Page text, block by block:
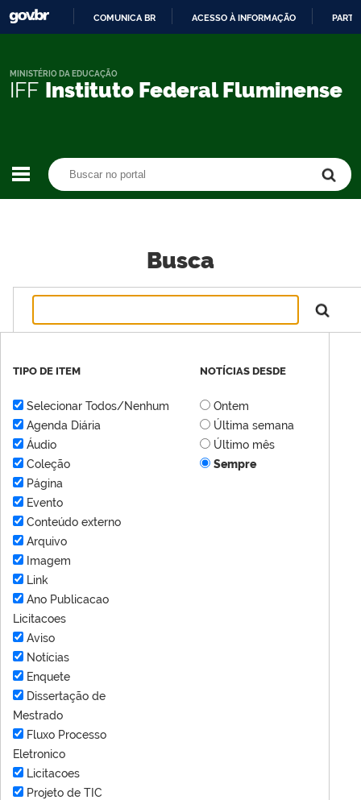
CONTEÚDO
COMUNICA BR ACESSO À INFORMAÇÃO
IFF Instituto Federal Fluminense
MINISTÉRIO DA EDUCAÇÃO
Busca
TIPO DE ITEM
Selecionar Todos/Nenhum
Agenda Diária
Áudio
Coleção
Página
Evento
Conteúdo externo
Arquivo
Imagem
Link
Ano Publicacao
Licitacoes
Aviso
Notícias
Enquete
Dissertação de
Mestrado
Fluxo Processo
Eletronico
Licitacoes
Projeto de TIC
NOTÍCIAS DESDE
Ontem
Última semana
Último mês
Sempre